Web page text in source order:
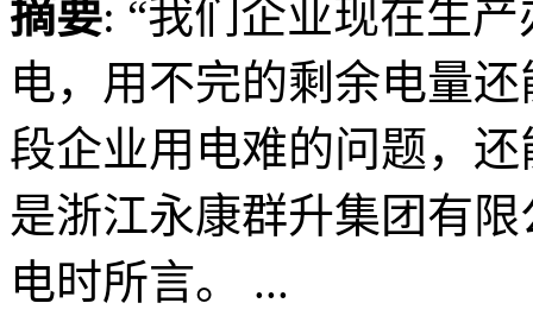
摘要: “我们企业现在生
电，用不完的剩余电量
段企业用电难的问题，
是浙江永康群升集团有
电时所言。 ...